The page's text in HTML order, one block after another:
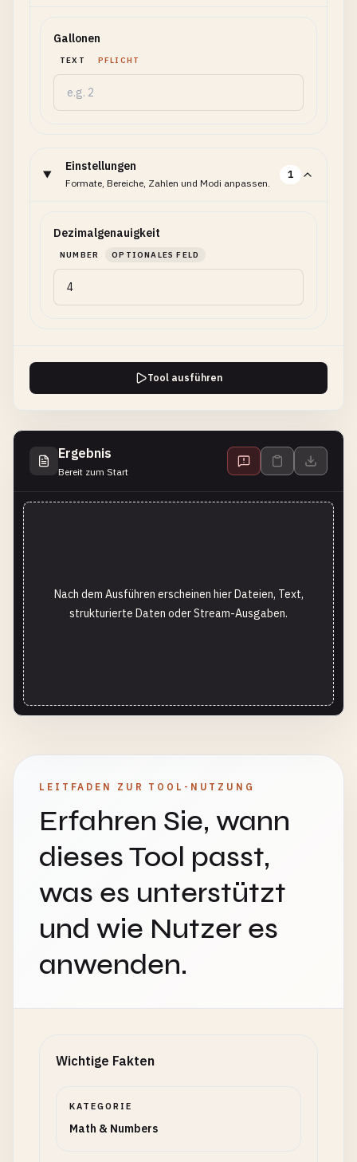
Gallonen
TEXT PFLICHT
Einstellungen
Formate, Bereiche, Zahlen und Modi anpassen.
1
Dezimalgenauigkeit
NUMBER OPTIONALES FELD
Tool ausführen
Ergebnis
Bereit zum Start
Nach dem Ausführen erscheinen hier Dateien, Text,
strukturierte Daten oder Stream-Ausgaben.
LEITFADEN ZUR TOOL-NUTZUNG
Erfahren Sie, wann
dieses Tool passt,
was es unterstützt
und wie Nutzer es
anwenden.
Wichtige Fakten
KATEGORIE
Math & Numbers